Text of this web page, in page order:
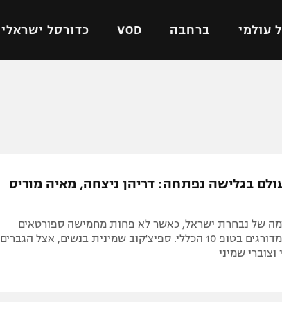
עולמי ברחבה VOD כדורסל ישראלי
ישראל
ליגה איטלקית
הפועל ירושלים
בגלישה נפתחה: דריהן ניצחה, מאיה מוריס
של נבחרת ישראל, כאשר לא פחות מחמישה ספורטאים
וספורטאיות מדורגים בטופ 10 הכללי. ספיצ'קוב שמינית בנשים, אצל הגברים
וצוברי שמיני